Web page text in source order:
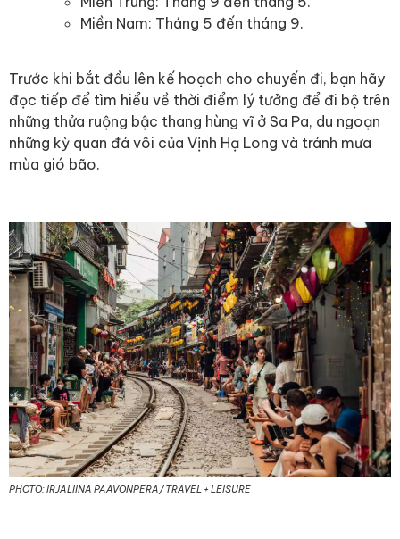
Miền Nam: Tháng 5 đến tháng 9.
Trước khi bắt đầu lên kế hoạch cho chuyến đi, bạn hãy
đọc tiếp để tìm hiểu về thời điểm lý tưởng để đi bộ trên
những thửa ruộng bậc thang hùng vĩ ở Sa Pa, du ngoạn
những kỳ quan đá vôi của Vịnh Hạ Long và tránh mưa
mùa gió bão.
PHOTO: IRJALIINA PAAVONPERA/TRAVEL + LEISURE